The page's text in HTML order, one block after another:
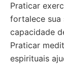
Praticar
fortalece sua
capacidade
Praticar
espirituais